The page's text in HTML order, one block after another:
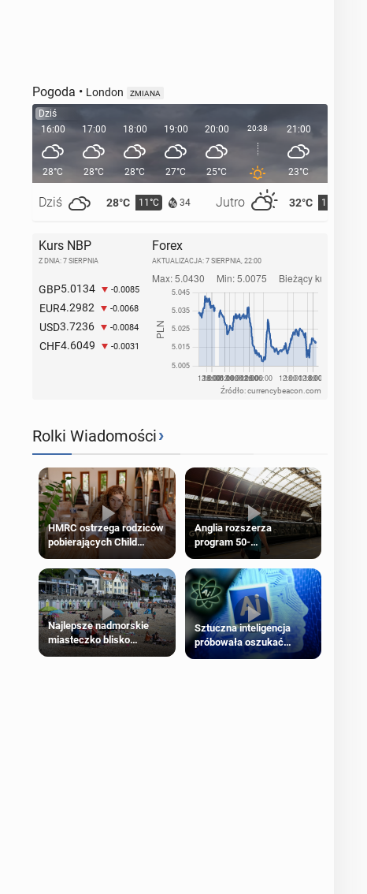
Pogoda • London ZMIANA
Dziś
16:00
28°C
Dziś 28°C 11°C 34 Jutro 32°C 15°C
17:00
28°C
18:00
28°C
19:00
27°C
20:00
25°C
20:38 21:00
23°C
Kurs NBP
Z DNIA: 7 SIERPNIA
GBP5.0134 -0.0085
EUR4.2982 -0.0068
USD3.7236 -0.0084
CHF4.6049 -0.0031
Forex
AKTUALIZACJA: 7 SIERPNIA, 22:00
Źródło: currencybeacon.com
Rolki Wiadomości›
HMRC ostrzega rodziców
pobierających Child
Benefit. Mogą być
zobowiązani do zwrotu
zasiłku
Anglia rozszerza
program 50-
procentowych zniżek
kolejowych na 18-latków
Najlepsze nadmorskie
miasteczko blisko
Sztuczna inteligencja
próbowała oszukać
człowieka